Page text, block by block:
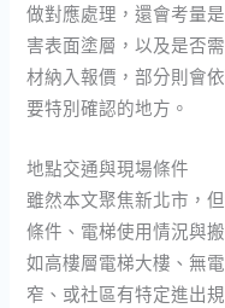
做對應處理，還會考量
害表面塗層，以及是否
材納入報價，部分則會
要特別確認的地方。
地點交通與現場條件
雖然本文聚焦新北市，
條件、電梯使用情況與
如高樓層電梯大樓、無
窄、或社區有特定進出